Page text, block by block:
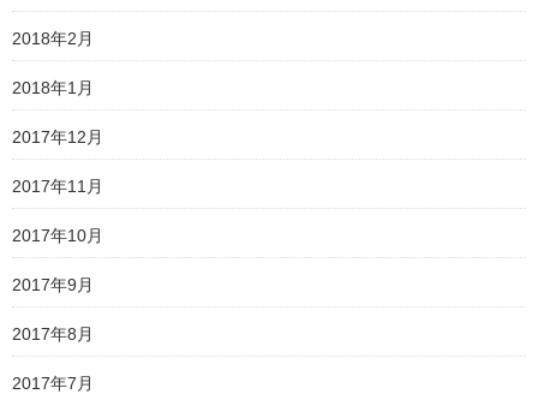
2018年2月
2018年1月
2017年12月
2017年11月
2017年10月
2017年9月
2017年8月
2017年7月